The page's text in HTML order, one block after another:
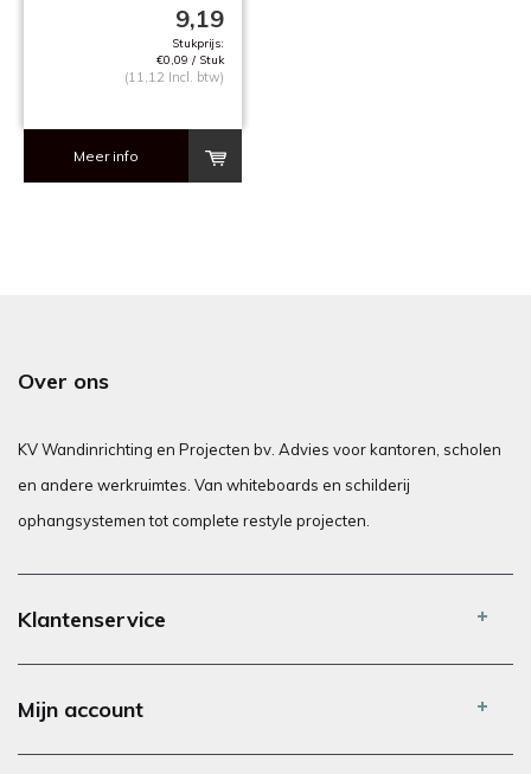
9,19
Stukprijs:
€0,09 / Stuk
(11,12 Incl. btw)
Meer info
Over ons
KV Wandinrichting en Projecten bv. Advies voor kantoren, scholen
en andere werkruimtes. Van whiteboards en schilderij
ophangsystemen tot complete restyle projecten.
Klantenservice
Mijn account